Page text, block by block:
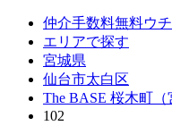
仲介手数料無料ウ
エリアで探す
宮城県
仙台市太白区
The BASE 桜木町（
102